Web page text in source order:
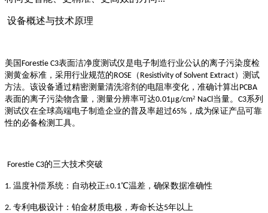
设备概述与技术原理
美国 Forestie C3表面洁净度测试仪是电子制造行业公认的离子污染度检
测黄金标准，采用行业规范的ROSE （ Resistivity of Solvent Extract）测试
方法。该设备通过精密测量清洗溶剂的电阻率变化，准确计算出 PCBA
表面的离子污染物含量，测量分辨率可达0.01μg/cm² NaCl 当量。 C3系列
测试仪在全球高端电子制造企业的普及率超过65% ，成为保证产品可靠
性的必备检测工具。
Forestie C3的三大技术突破
1. 温度补偿系统：自动校正±0.1℃温差，确保数据准确性
2. 专利电极设计：铂金材质电极，寿命长达5年以上